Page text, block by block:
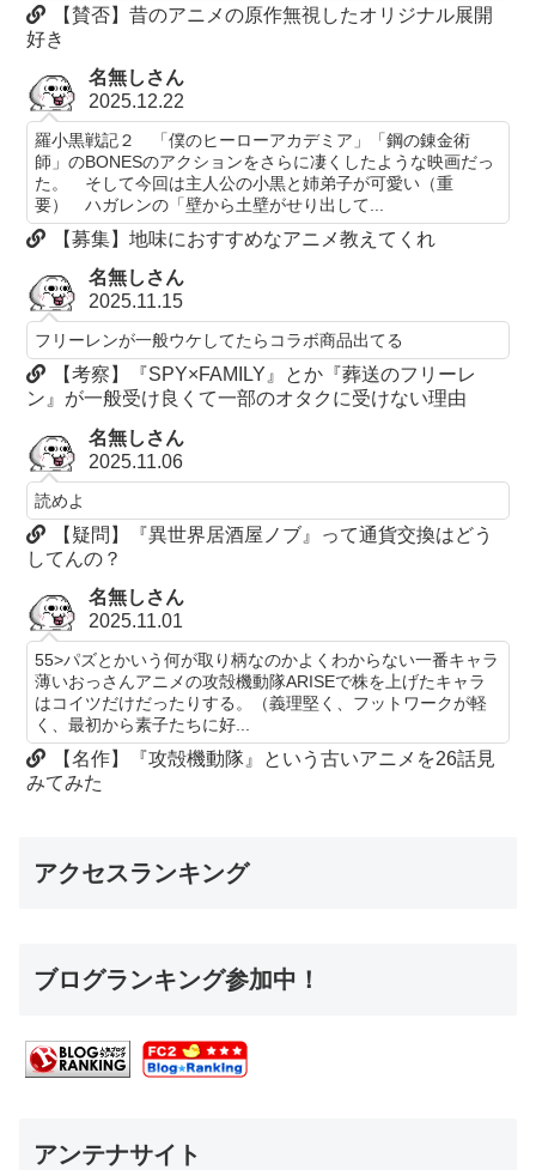
【賛否】昔のアニメの原作無視したオリジナル展開
好き
名無しさん
2025.12.22
羅小黒戦記２ 「僕のヒーローアカデミア」「鋼の錬金術
師」のBONESのアクションをさらに凄くしたような映画だっ
た。 そして今回は主人公の小黒と姉弟子が可愛い（重
要） ハガレンの「壁から土壁がせり出して...
【募集】地味におすすめなアニメ教えてくれ
名無しさん
2025.11.15
フリーレンが一般ウケしてたらコラボ商品出てる
【考察】『SPY×FAMILY』とか『葬送のフリーレ
ン』が一般受け良くて一部のオタクに受けない理由
名無しさん
2025.11.06
読めよ
【疑問】『異世界居酒屋ノブ』って通貨交換はどう
してんの？
名無しさん
2025.11.01
55>パズとかいう何が取り柄なのかよくわからない一番キャラ
薄いおっさんアニメの攻殻機動隊ARISEで株を上げたキャラ
はコイツだけだったりする。（義理堅く、フットワークが軽
く、最初から素子たちに好...
【名作】『攻殻機動隊』という古いアニメを26話見
みてみた
アクセスランキング
ブログランキング参加中！
アンテナサイト